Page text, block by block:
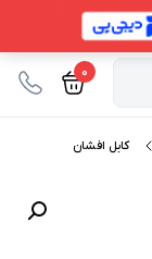
0
کابل افشان